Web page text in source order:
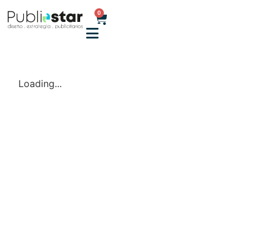
0
Loading...